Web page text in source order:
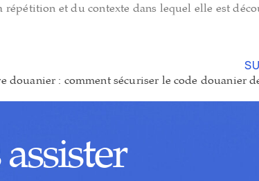
et du contexte dans lequel elle est